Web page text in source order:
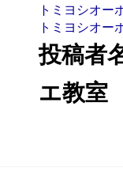
トミヨシオー
トミヨシオー
投稿者
エ教室